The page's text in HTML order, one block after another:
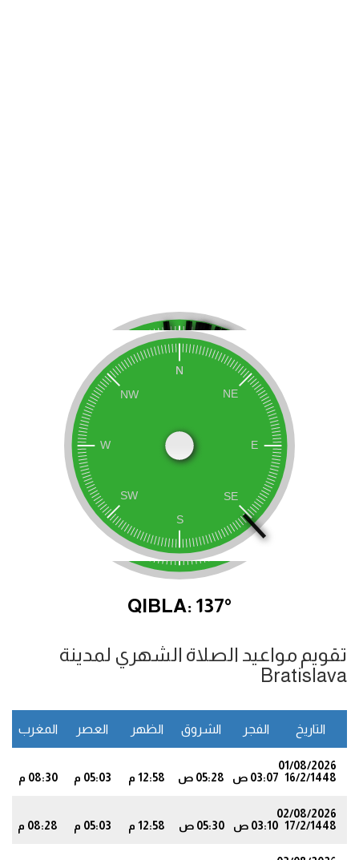
QIBLA: 137°
تقويم مواعيد الصلاة الشهري لمدينة
Bratislava
التاريخ الفجر الشروق الظهر العصر المغرب
01/08/2026
16/2/1448 03:07 ص 05:28 ص 12:58 م 05:03 م 08:30 م
02/08/2026
17/2/1448 03:10 ص 05:30 ص 12:58 م 05:03 م 08:28 م